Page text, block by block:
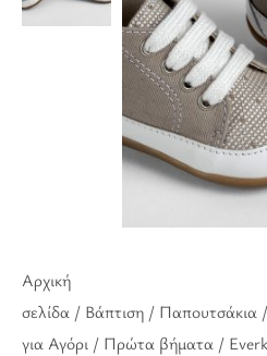
Αρχική
σελίδα / Βάπτιση / Παπουτσάκια /
για Αγόρι / Πρώτα βήματα /
€54.10.είναι: